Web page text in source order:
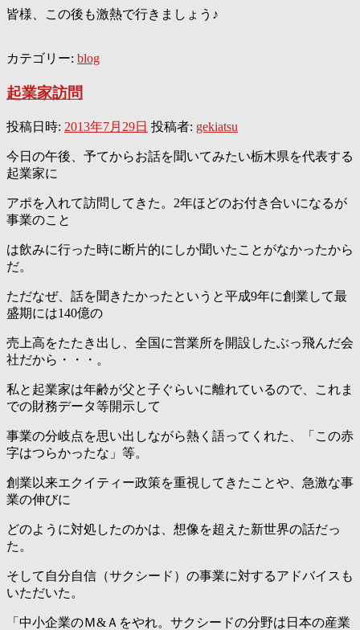
皆様、この後も激熱で行きましょう♪
カテゴリー: blog
起業家訪問
投稿日時: 2013年7月29日 投稿者: gekiatsu
今日の午後、予てからお話を聞いてみたい栃木県を代表する
起業家に
アポを入れて訪問してきた。2年ほどのお付き合いになるが
事業のこと
は飲みに行った時に断片的にしか聞いたことがなかったから
だ。
ただなぜ、話を聞きたかったというと平成9年に創業して最
盛期には140億の
売上高をたたき出し、全国に営業所を開設したぶっ飛んだ会
社だから・・・。
私と起業家は年齢が父と子ぐらいに離れているので、これま
での財務データ等開示して
事業の分岐点を思い出しながら熱く語ってくれた、「この赤
字はつらかったな」等。
創業以来エクイティー政策を重視してきたことや、急激な事
業の伸びに
どのように対処したのかは、想像を超えた新世界の話だっ
た。
そして自分自信（サクシード）の事業に対するアドバイスも
いただいた。
「中小企業のＭ&Ａをやれ。サクシードの分野は日本の産業